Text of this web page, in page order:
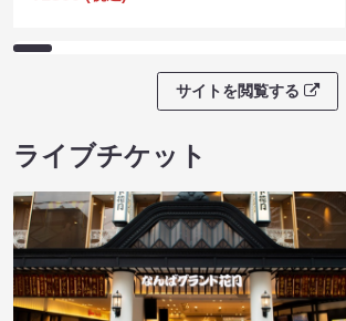
サイトを閲覧する
ライブチケット